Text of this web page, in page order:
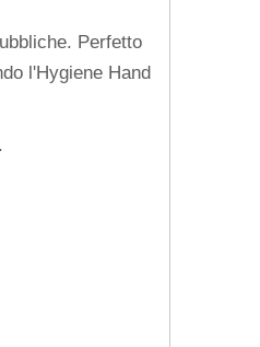
Perfetto
l'Hygiene Hand